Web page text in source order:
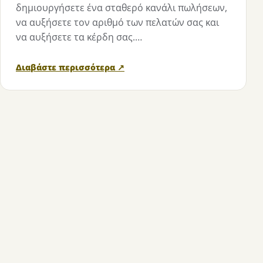
δημιουργήσετε ένα σταθερό κανάλι πωλήσεων,
να αυξήσετε τον αριθμό των πελατών σας και
να αυξήσετε τα κέρδη σας.…
Διαβάστε περισσότερα ↗